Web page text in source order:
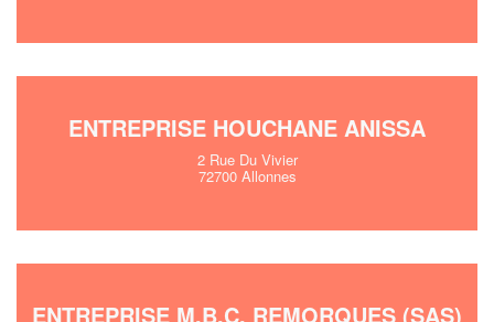
ENTREPRISE HOUCHANE ANISSA
2 Rue Du Vivier
72700 Allonnes
ENTREPRISE M.B.C. REMORQUES (SAS)